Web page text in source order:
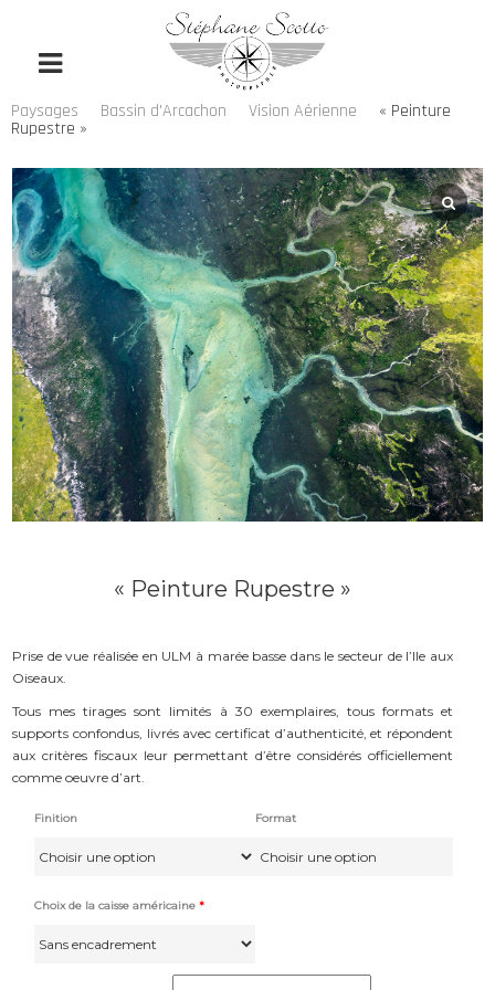
Paysages Bassin d'Arcachon Vision Aérienne « Peinture
Rupestre »
« Peinture Rupestre »
Prise de vue réalisée en ULM à marée basse dans le secteur de l’Ile aux
Oiseaux.
Tous mes tirages sont limités à 30 exemplaires, tous formats et
supports confondus, livrés avec certificat d’authenticité, et répondent
aux critères fiscaux leur permettant d’être considérés officiellement
comme oeuvre d’art.
Finition Format
Choix de la caisse américaine *
quantité